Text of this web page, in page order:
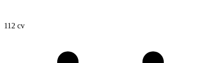
112 cv